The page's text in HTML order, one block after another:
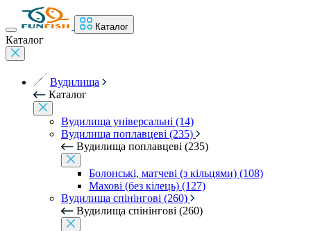
Каталог
Каталог
Вудилища
Каталог
Вудилища універсальні (14)
Вудилища поплавцеві (235)
Вудилища поплавцеві (235)
Болонські, матчеві (з кільцями) (108)
Махові (без кілець) (127)
Вудилища спінінгові (260)
Вудилища спінінгові (260)